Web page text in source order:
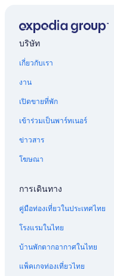
บริษัท
เกี่ยวกับเรา
งาน
เปิดขายที่พัก
เข้าร่วมเป็นพาร์ทเนอร์
ข่าวสาร
โฆษณา
การเดินทาง
คู่มือท่องเที่ยวในประเทศไทย
โรงแรมในไทย
บ้านพักตากอากาศในไทย
แพ็คเกจท่องเที่ยวไทย